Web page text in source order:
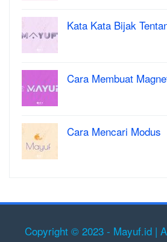
Kata Kata Bijak
Cara Membuat
Cara Mencari Modus
Copyright © 2023 - Mayuf.id |